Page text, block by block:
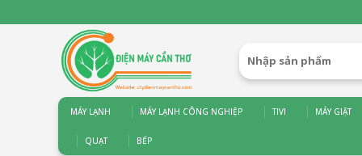
qua
Tìm
kiếm:
MÁY LẠNH MÁY LẠNH CÔNG NGHIỆP TIVI MÁY GIẶT
QUẠT BẾP